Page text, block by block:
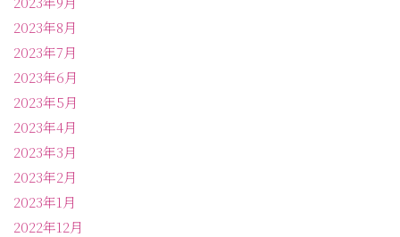
2023年8月
2023年7月
2023年6月
2023年5月
2023年4月
2023年3月
2023年2月
2023年1月
2022年12月